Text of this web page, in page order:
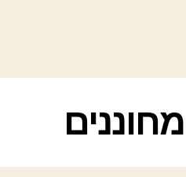
קטגוריות